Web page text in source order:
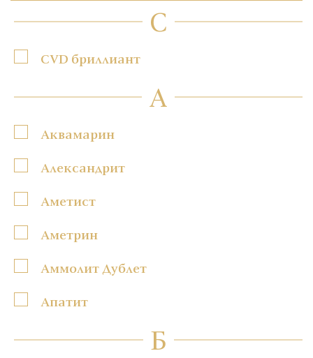
C
CVD бриллиант
А
Аквамарин
Александрит
Аметист
Аметрин
Аммолит Дублет
Апатит
Б